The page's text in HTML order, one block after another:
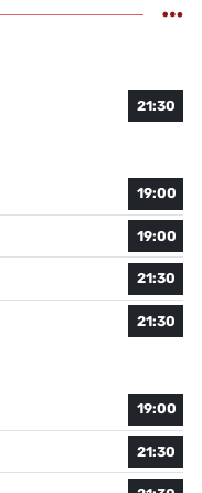
21:30
19:00
19:00
21:30
21:30
19:00
21:30